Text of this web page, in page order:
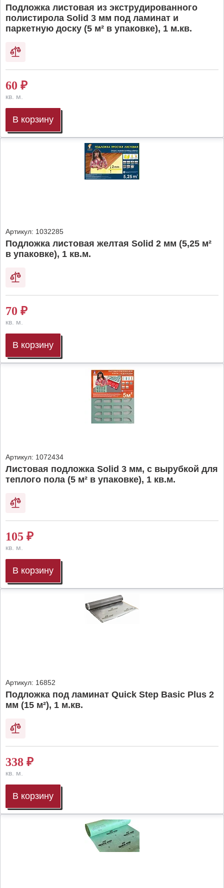
Подложка листовая из экструдированного
полистирола Solid 3 мм под ламинат и
паркетную доску (5 м² в упаковке), 1 м.кв.
60 ₽
кв. м.
В корзину
Артикул: 1032285
Подложка листовая желтая Solid 2 мм (5,25 м²
в упаковке), 1 кв.м.
70 ₽
кв. м.
В корзину
Артикул: 1072434
Листовая подложка Solid 3 мм, с вырубкой для
теплого пола (5 м² в упаковке), 1 кв.м.
105 ₽
кв. м.
В корзину
Артикул: 16852
Подложка под ламинат Quick Step Basic Plus 2
мм (15 м²), 1 м.кв.
338 ₽
кв. м.
В корзину